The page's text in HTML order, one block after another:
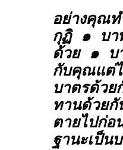
อย่างคุณท
กุฏิ ๑ บาท
ด้วย ๑ บ
กับคุณแต่
บาตรด้ว
ทานด้วยกั
ตายไปก่อ
ฐานะเป็น